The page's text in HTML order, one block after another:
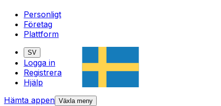
Personligt
Företag
Plattform
SV
Logga in
Registrera
Hjälp
Hämta appen Växla meny